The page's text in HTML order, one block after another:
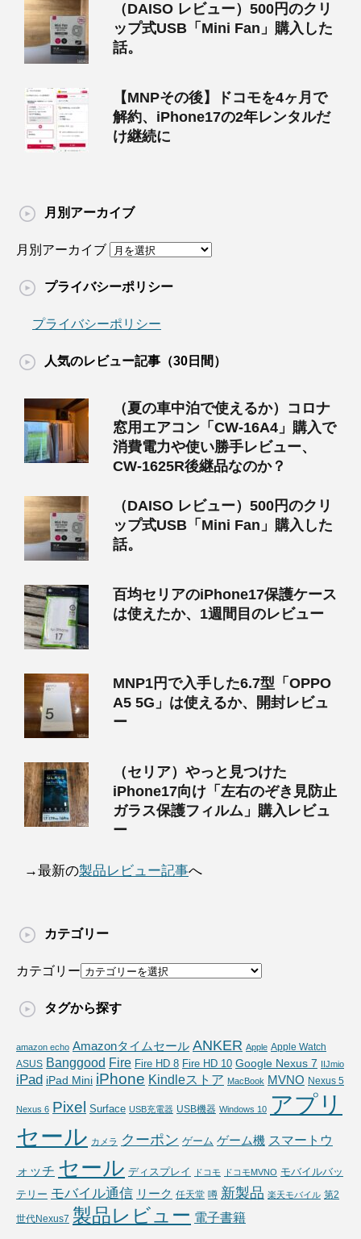
（DAISO レビュー）500円のクリ
ップ式USB「Mini Fan」購入した
話。
【MNPその後】ドコモを4ヶ月で
解約、iPhone17の2年レンタルだ
け継続に
月別アーカイブ
月別アーカイブ
プライバシーポリシー
プライバシーポリシー
人気のレビュー記事（30日間）
（夏の車中泊で使えるか）コロナ
窓用エアコン「CW-16A4」購入で
消費電力や使い勝手レビュー、
CW-1625R後継品なのか？
（DAISO レビュー）500円のクリ
ップ式USB「Mini Fan」購入した
話。
百均セリアのiPhone17保護ケース
は使えたか、1週間目のレビュー
MNP1円で入手した6.7型「OPPO
A5 5G」は使えるか、開封レビュ
ー
（セリア）やっと見つけた
iPhone17向け「左右のぞき見防止
ガラス保護フィルム」購入レビュ
ー
→最新の製品レビュー記事へ
カテゴリー
カテゴリー
タグから探す
amazon echo Amazonタイムセール ANKER Apple Apple Watch
ASUS Banggood Fire Fire HD 8 Fire HD 10 Google Nexus 7 IIJmio
iPad iPad Mini iPhone Kindleストア MacBook MVNO Nexus 5
Nexus 6 Pixel Surface USB充電器 USB機器 Windows 10 アプリ
セール カメラ クーポン ゲーム ゲーム機 スマートウ
ォッチ セール ディスプレイ ドコモ ドコモMVNO モバイルバッ
テリー モバイル通信 リーク 任天堂 噂 新製品 楽天モバイル 第2
世代Nexus7 製品レビュー 電子書籍